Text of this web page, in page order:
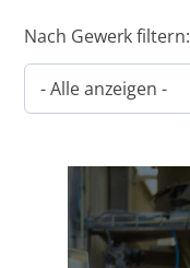
Nach Gewerk filtern:
- Alle anzeigen -